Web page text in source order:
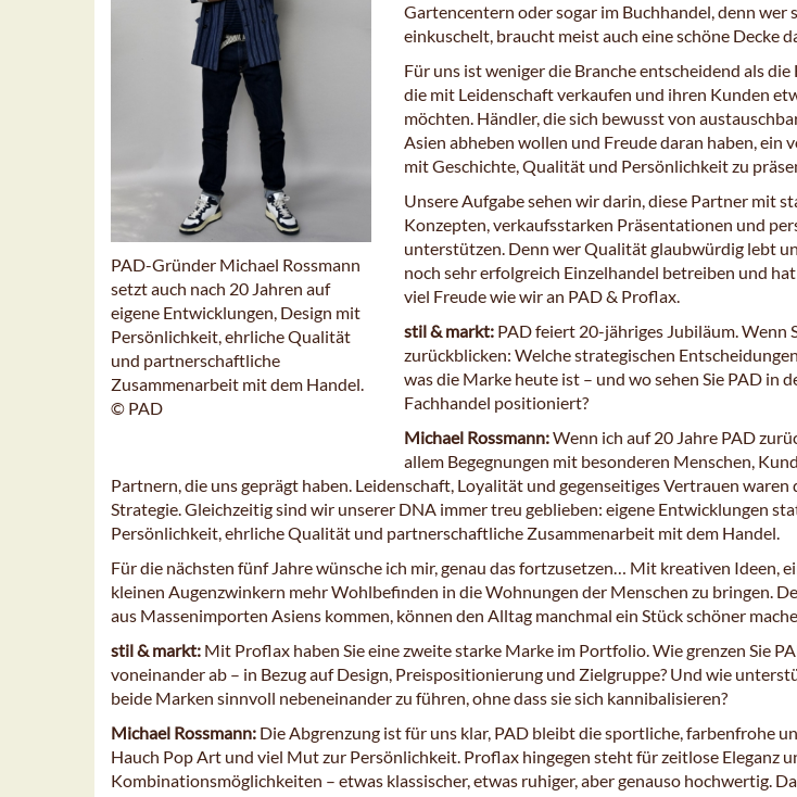
PAD-Gründer Michael Rossmann
setzt auch nach 20 Jahren auf
eigene Entwicklungen, Design mit
Persönlichkeit, ehrliche Qualität
und partnerschaftliche
Zusammenarbeit mit dem Handel.
© PAD
Gartencentern oder sogar im Buchhandel, denn wer
einkuschelt, braucht meist auch eine schöne Decke
Für uns ist weniger die Branche entscheidend als
die mit Leidenschaft verkaufen und ihren Kunden
möchten. Händler, die sich bewusst von
Asien abheben wollen und Freude daran haben, ein
mit Geschichte, Qualität und Persönlichkeit zu
Unsere Aufgabe sehen wir darin, diese Partner mit
Konzepten, verkaufsstarken Präsentationen und
unterstützen. Denn wer Qualität glaubwürdig lebt
noch sehr erfolgreich Einzelhandel betreiben und
viel Freude wie wir an PAD & Proflax.
stil & markt: PAD feiert 20-jähriges Jubiläum. Wenn
zurückblicken: Welche strategischen
was die Marke heute ist – und wo sehen Sie PAD in
Fachhandel positioniert?
Michael Rossmann:Wenn ich auf 20 Jahre PAD
allem Begegnungen mit besonderen Menschen,
Partnern, die uns geprägt haben. Leidenschaft, Loyalität und gegenseitiges Vertrauen
Strategie. Gleichzeitig sind wir unserer DNA immer treu geblieben: eigene Entwicklungen
Persönlichkeit, ehrliche Qualität und partnerschaftliche Zusammenarbeit mit dem Handel.
Für die nächsten fünf Jahre wünsche ich mir, genau das fortzusetzen… Mit kreativen Ideen,
kleinen Augenzwinkern mehr Wohlbefinden in die Wohnungen der Menschen zu bringen.
aus Massenimporten Asiens kommen, können den Alltag manchmal ein Stück schöner
stil & markt: Mit Proflax haben Sie eine zweite starke Marke im Portfolio. Wie grenzen Sie
voneinander ab – in Bezug auf Design, Preispositionierung und Zielgruppe? Und wie
beide Marken sinnvoll nebeneinander zu führen, ohne dass sie sich kannibalisieren?
Michael Rossmann: Die Abgrenzung ist für uns klar, PAD bleibt die sportliche, farbenfrohe
Hauch Pop Art und viel Mut zur Persönlichkeit. Proflax hingegen steht für zeitlose Eleganz
Kombinationsmöglichkeiten – etwas klassischer, etwas ruhiger, aber genauso hochwertig.